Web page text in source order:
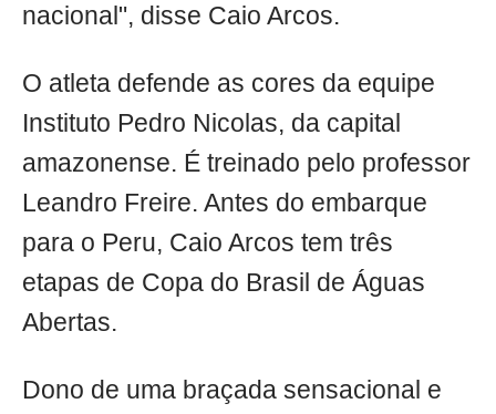
nacional", disse Caio Arcos.
O atleta defende as cores da equipe
Instituto Pedro Nicolas, da capital
amazonense. É treinado pelo professor
Leandro Freire. Antes do embarque
para o Peru, Caio Arcos tem três
etapas de Copa do Brasil de Águas
Abertas.
Dono de uma braçada sensacional e